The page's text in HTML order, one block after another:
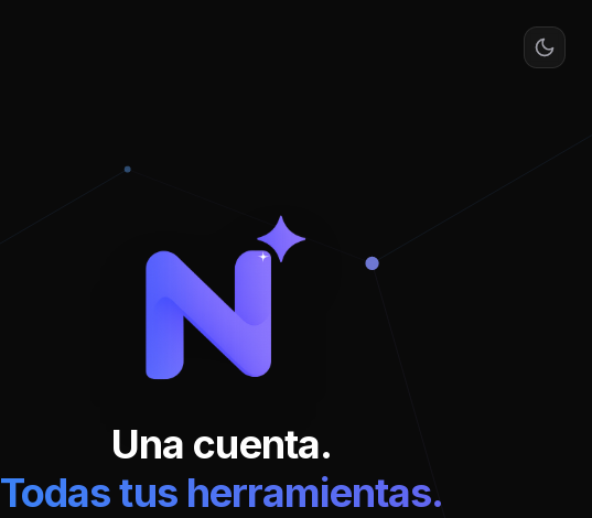
Una cuenta.
Todas tus herramientas.